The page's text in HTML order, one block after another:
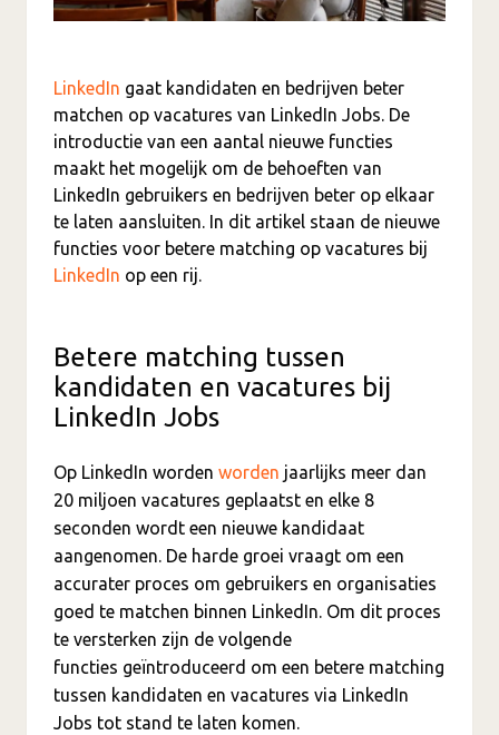
LinkedIn gaat kandidaten en bedrijven beter
matchen op vacatures van LinkedIn Jobs. De
introductie van een aantal nieuwe functies
maakt het mogelijk om de behoeften van
LinkedIn gebruikers en bedrijven beter op elkaar
te laten aansluiten. In dit artikel staan de nieuwe
functies voor betere matching op vacatures bij
LinkedIn op een rij.
Betere matching tussen
kandidaten en vacatures bij
LinkedIn Jobs
Op LinkedIn worden worden jaarlijks meer dan
20 miljoen vacatures geplaatst en elke 8
seconden wordt een nieuwe kandidaat
aangenomen. De harde groei vraagt om een
accurater proces om gebruikers en organisaties
goed te matchen binnen LinkedIn. Om dit proces
te versterken zijn de volgende
functies geïntroduceerd om een betere matching
tussen kandidaten en vacatures via LinkedIn
Jobs tot stand te laten komen.